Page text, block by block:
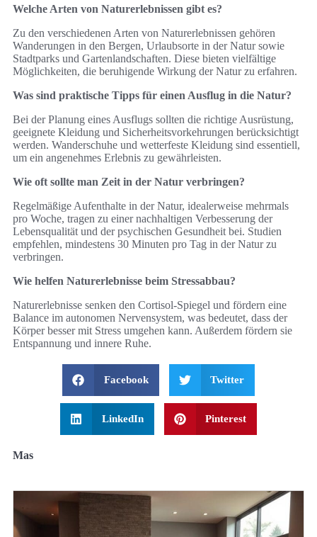
Welche Arten von Naturerlebnissen gibt es?
Zu den verschiedenen Arten von Naturerlebnissen gehören
Wanderungen in den Bergen, Urlaubsorte in der Natur sowie
Stadtparks und Gartenlandschaften. Diese bieten vielfältige
Möglichkeiten, die beruhigende Wirkung der Natur zu erfahren.
Was sind praktische Tipps für einen Ausflug in die Natur?
Bei der Planung eines Ausflugs sollten die richtige Ausrüstung,
geeignete Kleidung und Sicherheitsvorkehrungen berücksichtigt
werden. Wanderschuhe und wetterfeste Kleidung sind essentiell,
um ein angenehmes Erlebnis zu gewährleisten.
Wie oft sollte man Zeit in der Natur verbringen?
Regelmäßige Aufenthalte in der Natur, idealerweise mehrmals
pro Woche, tragen zu einer nachhaltigen Verbesserung der
Lebensqualität und der psychischen Gesundheit bei. Studien
empfehlen, mindestens 30 Minuten pro Tag in der Natur zu
verbringen.
Wie helfen Naturerlebnisse beim Stressabbau?
Naturerlebnisse senken den Cortisol-Spiegel und fördern eine
Balance im autonomen Nervensystem, was bedeutet, dass der
Körper besser mit Stress umgehen kann. Außerdem fördern sie
Entspannung und innere Ruhe.
Facebook Twitter
LinkedIn Pinterest
Mas